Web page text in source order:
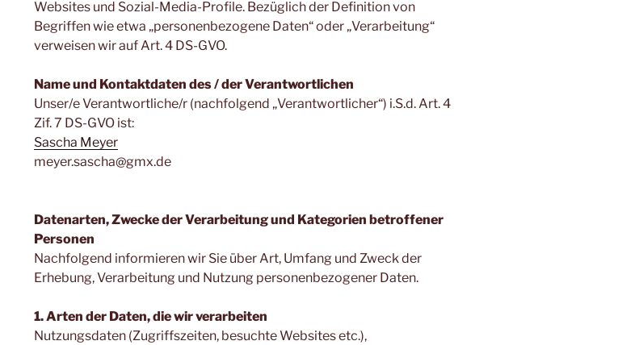
Websites und Sozial-Media-Profile. Bezüglich der Definition von
Begriffen wie etwa „personenbezogene Daten“ oder „Verarbeitung“
verweisen wir auf Art. 4 DS-GVO.
Name und Kontaktdaten des / der Verantwortlichen
Unser/e Verantwortliche/r (nachfolgend „Verantwortlicher“) i.S.d. Art. 4
Zif. 7 DS-GVO ist:
Sascha Meyer
meyer.sascha@gmx.de
Datenarten, Zwecke der Verarbeitung und Kategorien betroffener
Personen
Nachfolgend informieren wir Sie über Art, Umfang und Zweck der
Erhebung, Verarbeitung und Nutzung personenbezogener Daten.
1. Arten der Daten, die wir verarbeiten
Nutzungsdaten (Zugriffszeiten, besuchte Websites etc.),